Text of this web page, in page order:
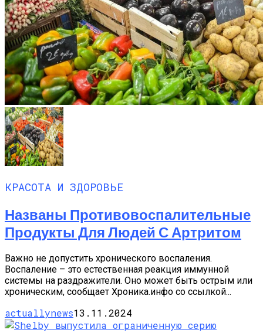
КРАСОТА И ЗДОРОВЬЕ
Названы Противовоспалительные
Продукты Для Людей С Артритом
Важно не допустить хронического воспаления.
Воспаление – это естественная реакция иммунной
системы на раздражители. Оно может быть острым или
хроническим, сообщает Хроника.инфо со ссылкой...
actuallynews13.11.2024